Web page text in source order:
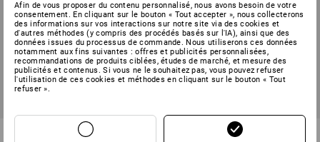
PROMO -32% PROMO -45%
Short e.s.ambition
Afin de vous proposer du contenu personnalisé, nous avons besoin de votre
consentement. En cliquant sur le bouton « Tout accepter », nous collecterons
des informations sur vos interactions sur notre site via des cookies et
d'autres méthodes (y compris des procédés basés sur l'IA), ainsi que des
données issues du processus de commande. Nous utiliserons ces données
notamment aux fins suivantes : offres et publicités personnalisées,
recommandations de produits ciblées, études de marché, et mesure des
publicités et contenus. Si vous ne le souhaitez pas, vous pouvez refuser
l'utilisation de ces cookies et méthodes en cliquant sur le bouton « Tout
refuser ».